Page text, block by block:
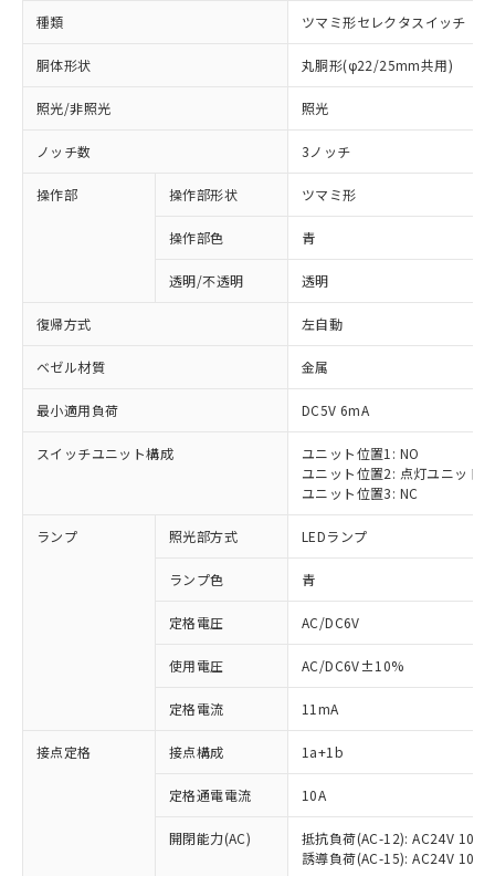
種類 ツマミ形セレクタスイッチ
胴体形状 丸胴形(φ22/25mm共用)
照光/非照光 照光
ノッチ数 3ノッチ
操作部 操作部形状 ツマミ形
操作部色 青
透明/不透明 透明
復帰方式 左自動
ベゼル材質 金属
最小適用負荷 DC5V 6mA
スイッチユニット構成
ユニット位置1: NO
ユニット位置2: 点灯ユニット
ユニット位置3: NC
ランプ 照光部方式 LEDランプ
ランプ色 青
定格電圧 AC/DC6V
使用電圧 AC/DC6V±10%
定格電流 11mA
接点定格 接点構成 1a+1b
定格通電電流 10A
開閉能力(AC)
抵抗負荷(AC-12): AC24V 10A/
誘導負荷(AC-15): AC24V
ご利用条件
ご利用ください。
非含有に対応した製品が提供可能な商品で
有に対応した製品に切り替える予定のある
対応予定なし：EU RoHS指令（10物質）の
非含有に非対応の商品で、対応品を出す予
定はありません。
調査・確認中：EU RoHS指令（10物質）の